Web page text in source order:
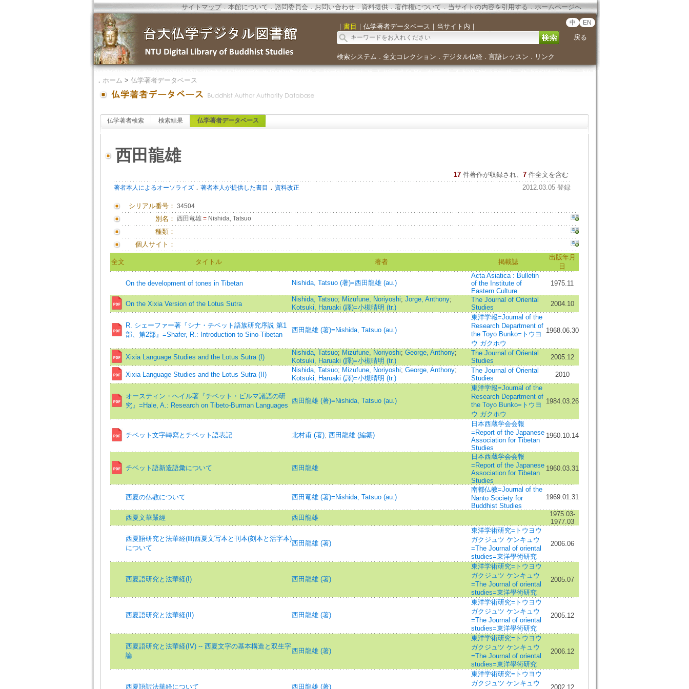
サイトマップ．本館について．諮問委員会． お問い合わせ． 資料提供．著作権について．当サイトの内容を引用する．ホームページへ
｜ 書目 ｜ 仏学著者データベース ｜ 当サイト内 ｜ 中 EN
戻る
検索システム ． 全文コレクション ． デジタル仏経． 言語レッスン ． リンク
． ホーム > 仏学著者データベース
仏学著者検索 検索結果 仏学著者データベース
西田龍雄
17 件著作が収録され、 7件全文を含む
著者本人によるオーソライズ． 著者本人が提供した書目 ． 資料改正 2012.03.05 登録
シリアル番号： 34504
別名： 西田竜雄 =Nishida, Tatsuo
種類：
個人サイト：
全文 タイトル 著者 掲載誌
出版年月
日
On the development of tones in Tibetan Nishida, Tatsuo (著)=西田龍雄 (au.)
Acta Asiatica : Bulletin
of the Institute of
Eastern Culture
1975.11
On the Xixia Version of the Lotus Sutra
Nishida, Tatsuo; Mizufune, Noriyoshi; Jorge, Anthony;
Kotsuki, Haruaki (譯)=小槻晴明 (tr.)
The Journal of Oriental
Studies
2004.10
R. シェーファー著『シナ・チベット語族研究序説 第1
部、第2部』=Shafer, R.: Introduction to Sino-Tibetan
西田龍雄 (著)=Nishida, Tatsuo (au.)
東洋学報=Journal of the
Research Department of
the Toyo Bunko=トウヨ
ウ ガクホウ
1968.06.30
Xixia Language Studies and the Lotus Sutra (I)
Nishida, Tatsuo; Mizufune, Noriyoshi; George, Anthony;
Kotsuki, Haruaki (譯)=小槻晴明 (tr.)
The Journal of Oriental
Studies
2005.12
Xixia Language Studies and the Lotus Sutra (II)
Nishida, Tatsuo; Mizufune, Noriyoshi; George, Anthony;
Kotsuki, Haruaki (譯)=小槻晴明 (tr.)
The Journal of Oriental
Studies
2010
オースティン・ヘイル著『チベット・ビルマ諸語の研
究』=Hale, A.: Research on Tibeto-Burman Languages
西田龍雄 (著)=Nishida, Tatsuo (au.)
東洋学報=Journal of the
Research Department of
the Toyo Bunko=トウヨ
ウ ガクホウ
1984.03.26
チベット文字轉寫とチベット語表記 北村甫 (著); 西田龍雄 (編纂)
日本西蔵学会会報
=Report of the Japanese
Association for Tibetan
Studies
1960.10.14
チベット語新造語彙について 西田龍雄
日本西蔵学会会報
=Report of the Japanese
Association for Tibetan
Studies
1960.03.31
西夏の仏教について 西田竜雄 (著)=Nishida, Tatsuo (au.)
南都仏教=Journal of the
Nanto Society for
Buddhist Studies
1969.01.31
西夏文華嚴經 西田龍雄
1975.03-
1977.03
西夏語研究と法華経(Ⅲ)西夏文写本と刊本(刻本と活字本)
について
西田龍雄 (著)
東洋学術研究=トウヨウ
ガクジュツ ケンキュウ
=The Journal of oriental
studies=東洋學術研究
2006.06
西夏語研究と法華経(I) 西田龍雄 (著)
東洋学術研究=トウヨウ
ガクジュツ ケンキュウ
=The Journal of oriental
studies=東洋學術研究
2005.07
西夏語研究と法華経(II) 西田龍雄 (著)
東洋学術研究=トウヨウ
ガクジュツ ケンキュウ
=The Journal of oriental
studies=東洋學術研究
2005.12
西夏語研究と法華経(IV) -- 西夏文字の基本構造と双生字
論
西田龍雄 (著)
東洋学術研究=トウヨウ
ガクジュツ ケンキュウ
=The Journal of oriental
studies=東洋學術研究
2006.12
西夏語訳法華経について 西田龍雄 (著)
東洋学術研究=トウヨウ
ガクジュツ ケンキュウ
2002.12